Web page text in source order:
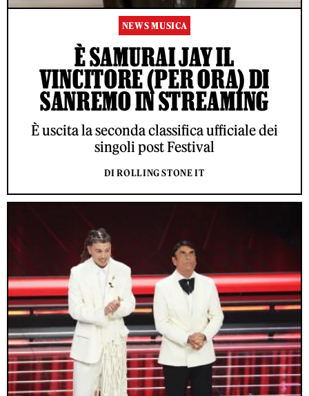
NEWS MUSICA
È SAMURAI JAY IL
VINCITORE (PER ORA) DI
SANREMO IN STREAMING
È uscita la seconda classifica ufficiale dei
singoli post Festival
DI ROLLING STONE IT